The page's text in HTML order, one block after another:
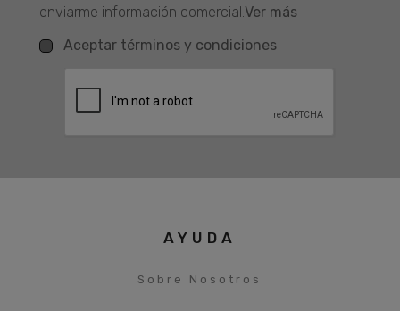
enviarme información comercial. Ver más
Aceptar términos y condiciones
AYUDA
Sobre Nosotros